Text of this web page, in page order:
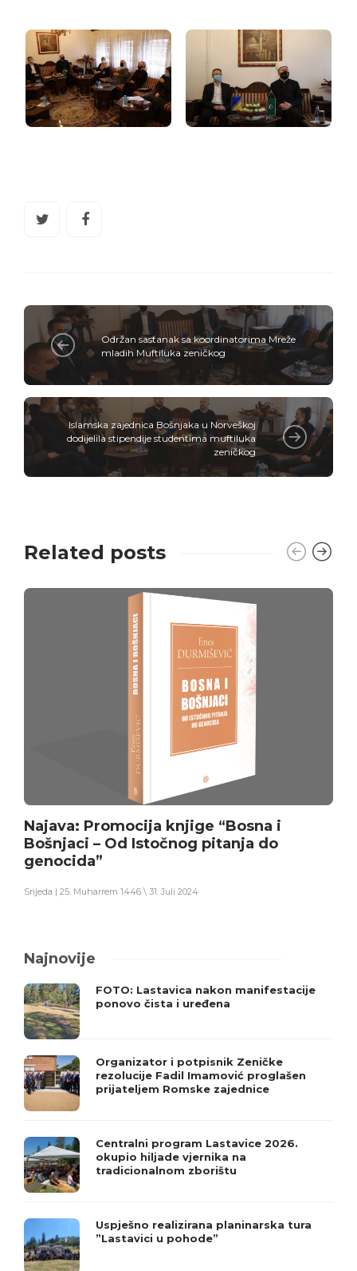
Održan sastanak sa koordinatorima Mreže
mladih Muftiluka zeničkog
Islamska zajednica Bošnjaka u Norveškoj
dodijelila stipendije studentima muftiluka
zeničkog
Related posts
Najava: Promocija knjige “Bosna i
Bošnjaci – Od Istočnog pitanja do
genocida”
Srijeda | 25. Muharrem 1446 \ 31. Juli 2024
Najnovije
FOTO: Lastavica nakon manifestacije
ponovo čista i uređena
Organizator i potpisnik Zeničke
rezolucije Fadil Imamović proglašen
prijateljem Romske zajednice
Centralni program Lastavice 2026.
okupio hiljade vjernika na
tradicionalnom zborištu
Uspješno realizirana planinarska tura
”Lastavici u pohode”